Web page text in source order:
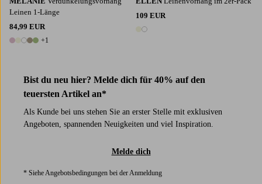
Leinen 1-Länge
84,99 EUR
6 Farben
+1
109 EUR
2 Farben
Bist du neu hier? Melde dich für 40% auf den
teuersten Artikel an*
Als Kunde bei uns stehen Sie an erster Stelle mit exklusiven
Angeboten, spannenden Neuigkeiten und viel Inspiration.
Melde dich
* Siehe Angebotsbedingungen bei der Anmeldung